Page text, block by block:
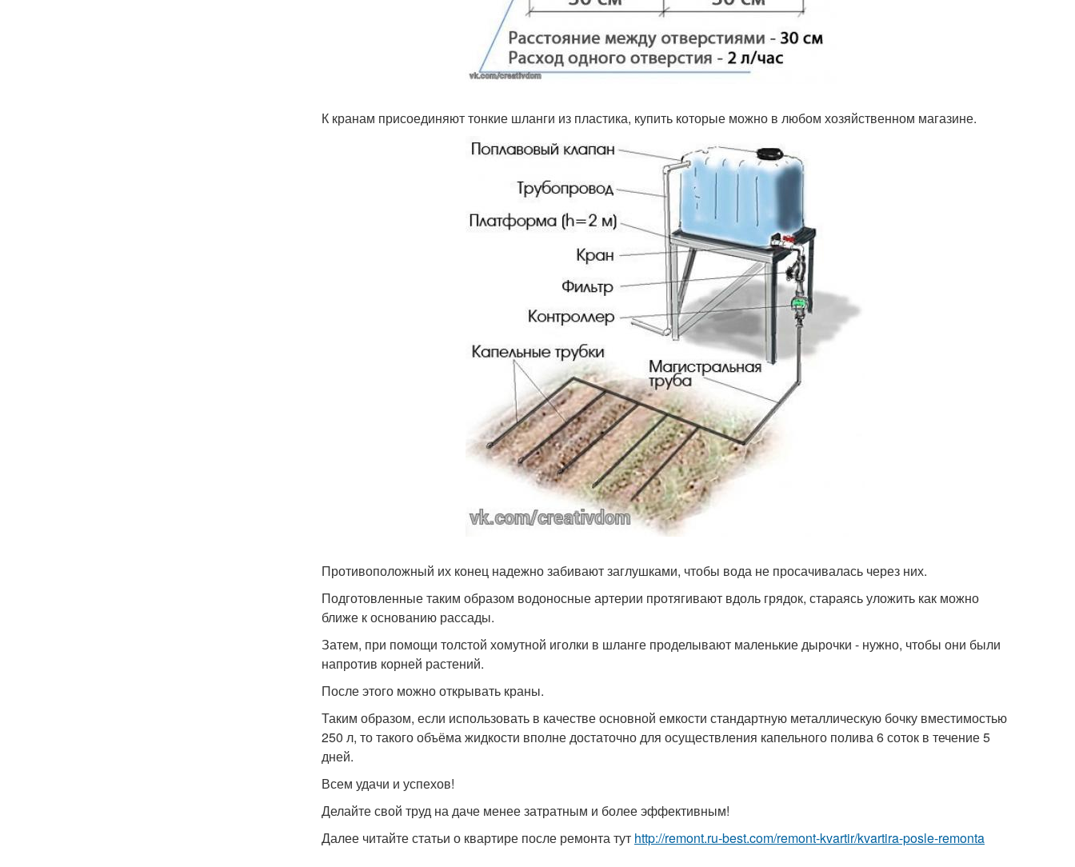
К кранам присоединяют тонкие шланги из пластика, купить которые можно в любом хозяйственном магазине.
Противоположный их конец надежно забивают заглушками, чтобы вода не просачивалась через них.
Подготовленные таким образом водоносные артерии протягивают вдоль грядок, стараясь уложить как можно
ближе к основанию рассады.
Затем, при помощи толстой хомутной иголки в шланге проделывают маленькие дырочки - нужно, чтобы они были
напротив корней растений.
После этого можно открывать краны.
Таким образом, если использовать в качестве основной емкости стандартную металлическую бочку вместимостью
250 л, то такого объёма жидкости вполне достаточно для осуществления капельного полива 6 соток в течение 5
дней.
Всем удачи и успехов!
Делайте свой труд на даче менее затратным и более эффективным!
Далее читайте статьи о квартире после ремонта тут http://remont.ru-best.com/remont-kvartir/kvartira-posle-remonta